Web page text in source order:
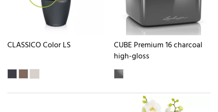
CLASSICO Color LS
CUBE Premium 16 charcoal
high-gloss